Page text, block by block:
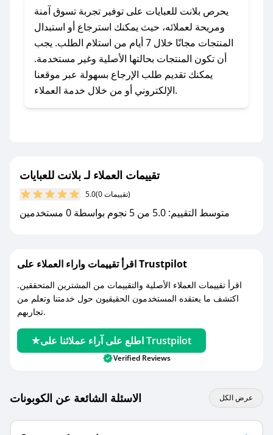
### كيف تحصل على كوبونات خصم حصرية من
بلانت للعبايات؟
للحصول على كوبونات وخصومات حصرية، قم بما
يلي:
- اضغط على أيقونة متابعة لمتجر بلانت للعبايات في
تطبيق صحصح.
مع صحصح، تسوق بذكاء ووفّر على كل مشترياتك مع
يحرص بلانت للعبايات على توفير تجربة تسوق آمنة
ومريحة لعملائه، حيث يمكنك استرجاع أو استبدال
المنتجات مجانًا خلال 7 أيام من استلام الطلب. يجب
أن تكون المنتجات بحالتها الأصلية وغير مستخدمة.
يمكنك تقديم طلب الإرجاع بسهولة عبر موقعنا
الإلكتروني أو من خلال خدمة العملاء.
تقييمات العملاء لـ بلانت للعبايات
5.0 (0 تقييمات)
متوسط التقييم: 5.0 من 5 نجوم بواسطة 0 مستخدمين
اقرأ تقييمات واراء العملاء على Trustpilot
اقرأ تقييمات العملاء الأصلية والتقييمات من المشترين المتحققين.
اكتشف ما يعتقده المستخدمون الحقيقيون حول خدمتنا وتعلم من
تجاربهم.
اطلع على آراء عملائنا على Trustpilot
Verified Reviews
الاسئلة الشائعة عن الكوبونات عرض الكل